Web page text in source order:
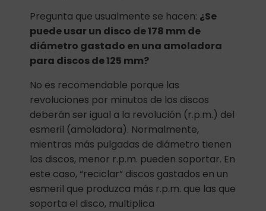
Pregunta que usualmente se hacen: ¿Se
puede usar un disco de 178 mm de
diámetro gastado en una amoladora
para discos de 125 mm?
No es recomendable porque las
revoluciones por minutos de los discos
deberán ser igual a la revolución (r.p.m.) del
esmeril (amoladora). Normalmente,
mientras más pulgadas de diámetro tienen
los discos, menor r.p.m. pueden soportar. En
este caso, “reciclar” discos gastados en un
esmeril que produzca más r.p.m. que las que
soporta el disco, multiplica